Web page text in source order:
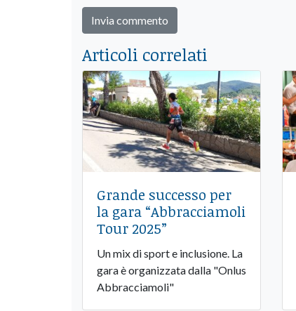
Articoli correlati
Grande successo per
la gara “Abbracciamoli
Tour 2025”
Un mix di sport e inclusione. La
gara è organizzata dalla "Onlus
Abbracciamoli"